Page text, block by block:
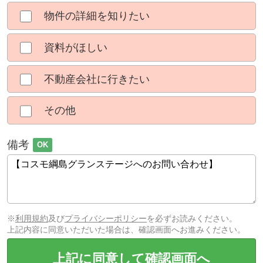
物件の詳細を知りたい
資料がほしい
不動産会社に行きたい
その他
備考 OK
※利用規約及びプライバシーポリシーを必ずお読みください。
上記内容に同意いただいた場合は、確認画面へお進みください。
上記に同意して確認画面へ